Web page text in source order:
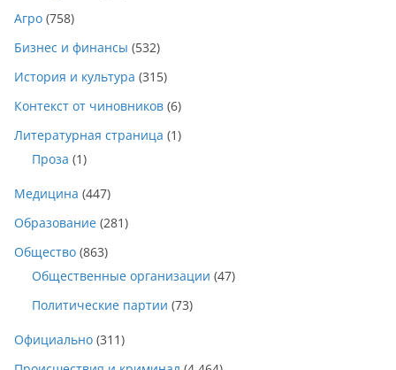
Агро (758)
Бизнес и финансы (532)
История и культура (315)
Контекст от чиновников (6)
Литературная страница (1)
Проза (1)
Медицина (447)
Образование (281)
Общество (863)
Общественные организации (47)
Политические партии (73)
Официально (311)